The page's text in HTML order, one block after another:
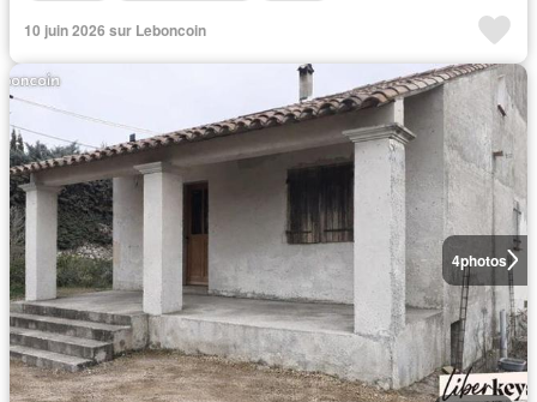
10 juin 2026 sur Leboncoin
4photos